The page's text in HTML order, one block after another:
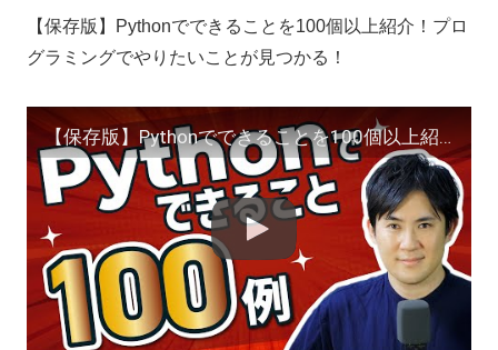
【保存版】Pythonでできることを100個以上紹介！プロ
グラミングでやりたいことが見つかる！
【保存版】Pythonでできることを100個以上紹介！プログラミングでやりたいことが見つかる！